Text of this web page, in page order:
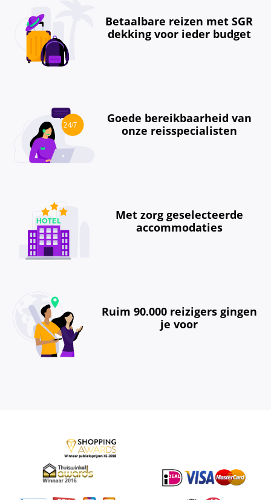
Betaalbare reizen met SGR
dekking voor ieder budget
Goede bereikbaarheid van
onze reisspecialisten
Met zorg geselecteerde
accommodaties
Ruim 90.000 reizigers gingen
je voor